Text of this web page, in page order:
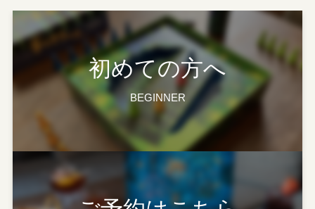
初めての方へ
BEGINNER